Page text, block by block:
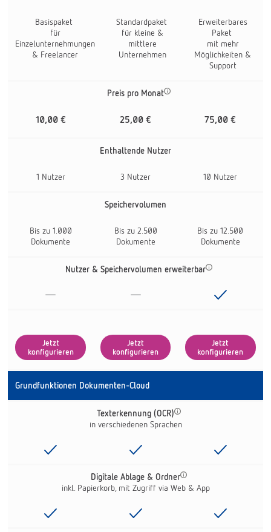
Basispaket
für
Einzelunternehmungen
& Freelancer
Standardpaket
für kleine &
mittlere
Unternehmen
Erweiterbares
Paket
mit mehr
Möglichkeiten &
Support
Preis pro Monat
10,00 € 25,00 € 75,00 €
Enthaltende Nutzer
1 Nutzer 3 Nutzer 10 Nutzer
Speichervolumen
Bis zu 1.000
Dokumente
Bis zu 2.500
Dokumente
Bis zu 12.500
Dokumente
Nutzer & Speichervolumen erweiterbar
Jetzt
konfigurieren
Jetzt
konfigurieren
Jetzt
konfigurieren
Grundfunktionen Dokumenten-Cloud
Texterkennung (OCR)
in verschiedenen Sprachen
Digitale Ablage & Ordner
inkl. Papierkorb, mit Zugriff via Web & App